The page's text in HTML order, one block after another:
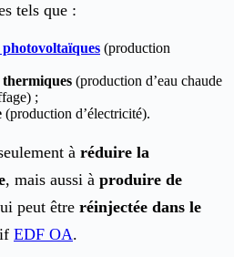
tels que :
(production
thermiques (production d’eau chaude
;
​​​ (production d’électricité).
à réduire la
, mais aussi à produire de
peut être réinjectée dans le
EDF OA​​.